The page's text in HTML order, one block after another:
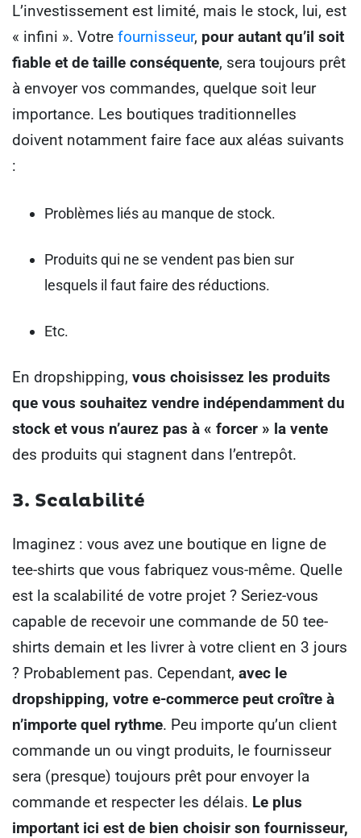
L’investissement est limité, mais le stock, lui, est
« infini ». Votre fournisseur, pour autant qu’il soit
fiable et de taille conséquente, sera toujours prêt
à envoyer vos commandes, quelque soit leur
importance. Les boutiques traditionnelles
doivent notamment faire face aux aléas suivants
:
Problèmes liés au manque de stock.
Produits qui ne se vendent pas bien sur
lesquels il faut faire des réductions.
Etc.
En dropshipping, vous choisissez les produits
que vous souhaitez vendre indépendamment du
stock et vous n’aurez pas à « forcer » la vente
des produits qui stagnent dans l’entrepôt.
3. Scalabilité
Imaginez : vous avez une boutique en ligne de
tee-shirts que vous fabriquez vous-même. Quelle
est la scalabilité de votre projet ? Seriez-vous
capable de recevoir une commande de 50 tee-
shirts demain et les livrer à votre client en 3 jours
? Probablement pas. Cependant, avec le
dropshipping, votre e-commerce peut croître à
n’importe quel rythme. Peu importe qu’un client
commande un ou vingt produits, le fournisseur
sera (presque) toujours prêt pour envoyer la
commande et respecter les délais. Le plus
important ici est de bien choisir son fournisseur,